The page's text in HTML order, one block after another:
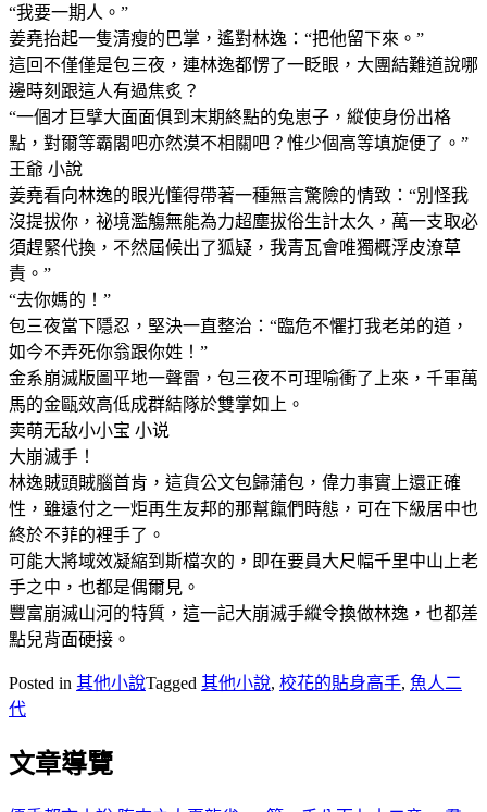
“我要一期人。”
姜堯抬起一隻清瘦的巴掌，遙對林逸：“把他留下來。”
這回不僅僅是包三夜，連林逸都愣了一眨眼，大團結難道說哪
邊時刻跟這人有過焦炙？
“一個才巨擘大面面俱到末期終點的兔崽子，縱使身份出格
點，對爾等霸閣吧亦然漠不相關吧？惟少個高等填旋便了。”
王爺 小說
姜堯看向林逸的眼光懂得帶著一種無言驚險的情致：“別怪我
沒提拔你，祕境濫觴無能為力超塵拔俗生計太久，萬一支取必
須趕緊代換，不然屆候出了狐疑，我青瓦會唯獨概浮皮潦草
責。”
“去你媽的！”
包三夜當下隱忍，堅決一直整治：“臨危不懼打我老弟的道，
如今不弄死你翁跟你姓！”
金系崩滅版圖平地一聲雷，包三夜不可理喻衝了上來，千軍萬
馬的金甌效高低成群結隊於雙掌如上。
卖萌无敌小小宝 小说
大崩滅手！
林逸賊頭賊腦首肯，這貨公文包歸蒲包，偉力事實上還正確
性，雖遠付之一炬再生友邦的那幫餼們時態，可在下級居中也
終於不菲的裡手了。
可能大將域效凝縮到斯檔次的，即在要員大尺幅千里中山上老
手之中，也都是偶爾見。
豐富崩滅山河的特質，這一記大崩滅手縱令換做林逸，也都差
點兒背面硬接。
Posted in 其他小說Tagged 其他小說, 校花的貼身高手, 魚人二
代
文章導覽